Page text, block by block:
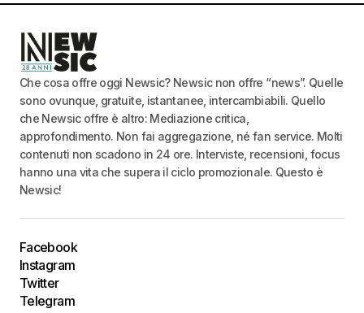
Che cosa offre oggi Newsic? Newsic non offre “news”. Quelle
sono ovunque, gratuite, istantanee, intercambiabili. Quello
che Newsic offre è altro: Mediazione critica,
approfondimento. Non fai aggregazione, né fan service. Molti
contenuti non scadono in 24 ore. Interviste, recensioni, focus
hanno una vita che supera il ciclo promozionale. Questo è
Newsic!
Facebook
Instagram
Twitter
Telegram